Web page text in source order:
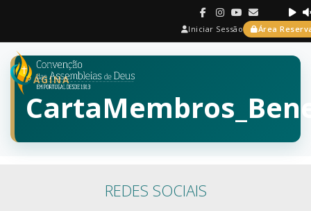
Iniciar Sessão Área
PÁGINA
REDES SOCIAIS